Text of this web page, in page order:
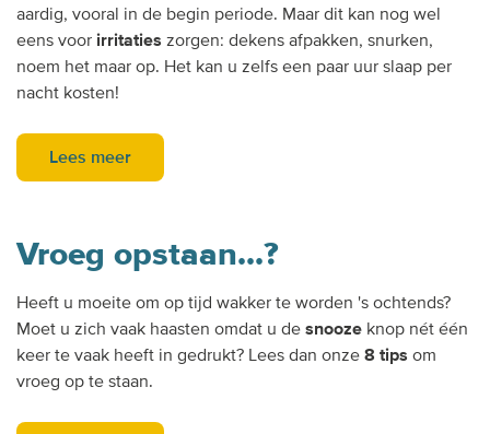
aardig, vooral in de begin periode. Maar dit kan nog wel
eens voor irritaties zorgen: dekens afpakken, snurken,
noem het maar op. Het kan u zelfs een paar uur slaap per
nacht kosten!
Lees meer
Vroeg opstaan...?
Heeft u moeite om op tijd wakker te worden 's ochtends?
Moet u zich vaak haasten omdat u de snooze knop nét één
keer te vaak heeft in gedrukt? Lees dan onze 8 tips om
vroeg op te staan.